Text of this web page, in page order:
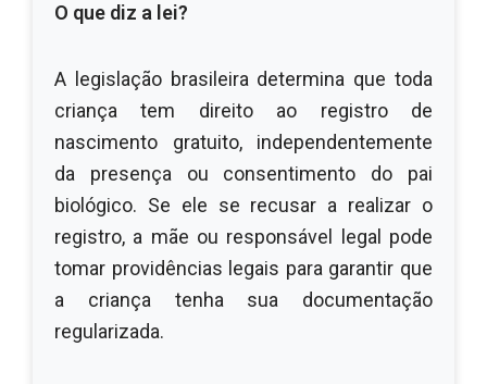
O que diz a lei?
A legislação brasileira determina que toda
criança tem direito ao registro de
nascimento gratuito, independentemente
da presença ou consentimento do pai
biológico. Se ele se recusar a realizar o
registro, a mãe ou responsável legal pode
tomar providências legais para garantir que
a criança tenha sua documentação
regularizada.